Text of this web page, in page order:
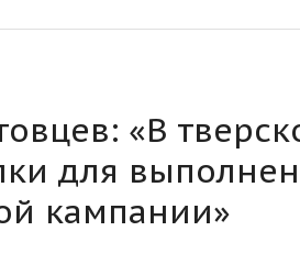
«В
для
кампании»